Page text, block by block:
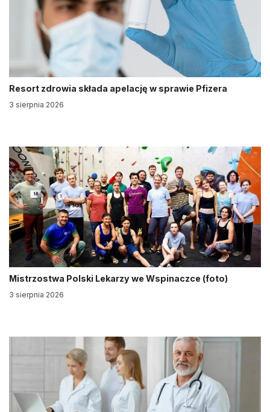
Resort zdrowia składa apelację w sprawie Pfizera
3 sierpnia 2026
Mistrzostwa Polski Lekarzy we Wspinaczce (foto)
3 sierpnia 2026